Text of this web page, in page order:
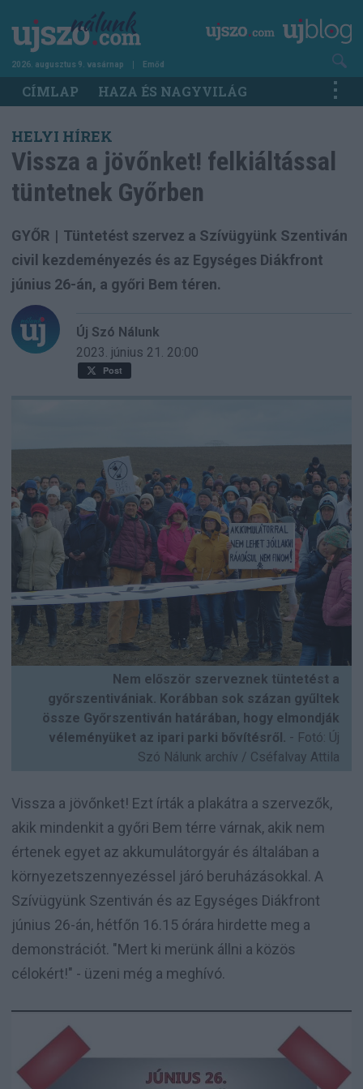
tartalomra
2026. augusztus 9. vasárnap Emőd
Main
navigation
CÍMLAP HAZA ÉS NAGYVILÁG
HELYI HÍREK
Vissza a jövőnket! felkiáltással
tüntetnek Győrben
GYŐR | Tüntetést szervez a Szívügyünk Szentiván
civil kezdeményezés és az Egységes Diákfront
június 26-án, a győri Bem téren.
Új Szó Nálunk
2023. június 21. 20:00
Post
Nem először szerveznek tüntetést a
győrszentivániak. Korábban sok százan gyűltek
össze Győrszentiván határában, hogy elmondják
véleményüket az ipari parki bővítésről. - Fotó: Új
Szó Nálunk archív / Cséfalvay Attila
Vissza a jövőnket! Ezt írták a plakátra a szervezők,
akik mindenkit a győri Bem térre várnak, akik nem
értenek egyet az akkumulátorgyár és általában a
környezetszennyezéssel járó beruházásokkal. A
Szívügyünk Szentiván és az Egységes Diákfront
június 26-án, hétfőn 16.15 órára hirdette meg a
demonstrációt. "Mert ki merünk állni a közös
célokért!" - üzeni még a meghívó.